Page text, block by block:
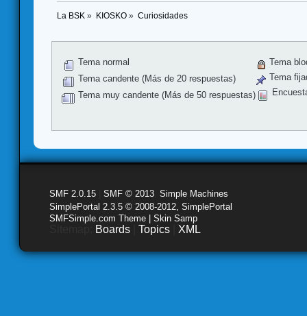
La BSK » KIOSKO» Curiosidades
Tema normal
Tema candente (Más de 20 respuestas)
Tema muy candente (Más de 50 respuestas)
Tema
Tema
SMF 2.0.15 SMF © 2013 Simple Machines
SimplePortal 2.3.5 © 2008-2012, SimplePortal
SMFSimple.com Theme | Skin Samp
Boards Topics XML